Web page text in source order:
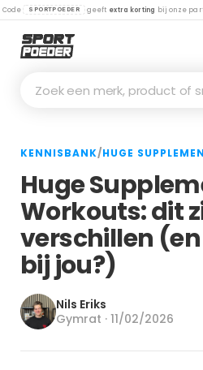
Code SPORTPOEDER geeft extra korting bij onze
Zoek een merk, product of
KENNISBANK/HUGE
Huge
Workouts: dit
verschillen
bij jou?)
Nils Eriks
Gymrat · 11/02/2026